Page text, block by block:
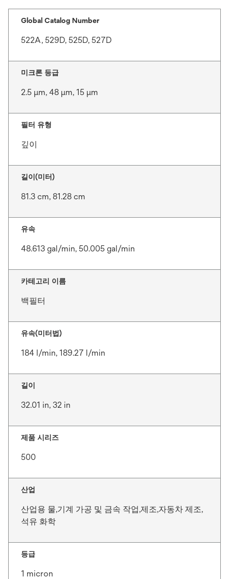
Global Catalog Number
522A, 529D, 525D, 527D
미크론 등급
2.5 μm, 48 μm, 15 μm
필터 유형
깊이
길이(미터)
81.3 cm, 81.28 cm
유속
48.613 gal/min, 50.005 gal/min
카테고리 이름
백필터
유속(미터법)
184 l/min, 189.27 l/min
길이
32.01 in, 32 in
제품 시리즈
500
산업
산업용 물,기계 가공 및 금속 작업,제조,자동차 제조,
석유 화학
등급
1 micron